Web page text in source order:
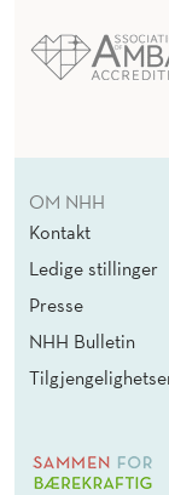
OM NHH
Kontakt
Ledige stillinger
Presse
NHH Bulletin